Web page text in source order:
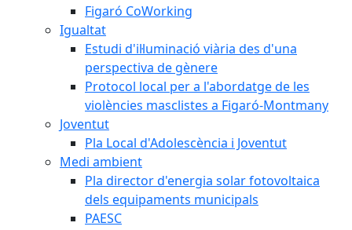
Figaró CoWorking
Igualtat
Estudi d'il·luminació viària des d'una
perspectiva de gènere
Protocol local per a l'abordatge de les
violències masclistes a Figaró-Montmany
Joventut
Pla Local d'Adolescència i Joventut
Medi ambient
Pla director d'energia solar fotovoltaica
dels equipaments municipals
PAESC